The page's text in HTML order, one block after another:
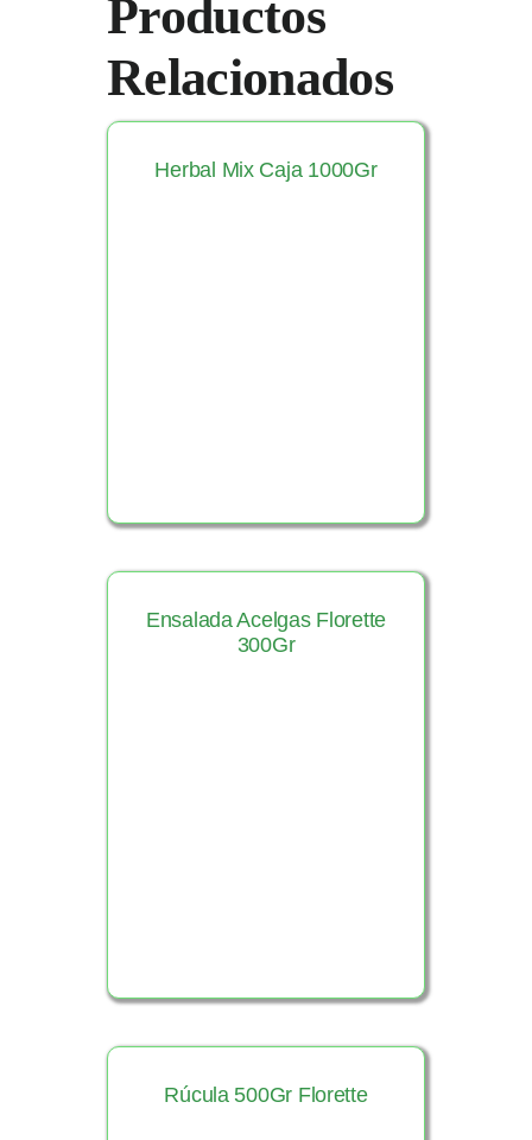
Productos
Relacionados
Herbal Mix Caja 1000Gr
Ensalada Acelgas Florette
300Gr
Rúcula 500Gr Florette